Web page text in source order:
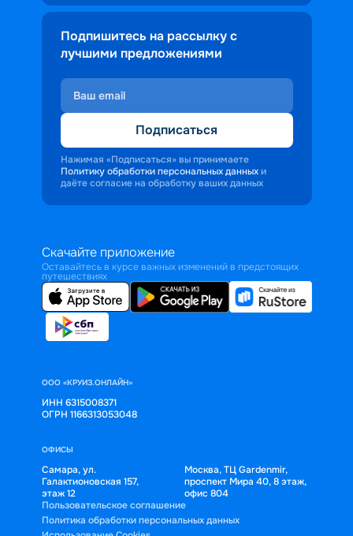
Подпишитесь на рассылку с
лучшими предложениями
Подписаться
Нажимая «Подписаться» вы принимаете
Политику обработки персональных данных и
даёте согласие на обработку ваших данных
Скачайте приложение
Оставайтесь в курсе важных изменений в предстоящих
путешествиях
ООО «КРУИЗ.ОНЛАЙН»
ИНН 6315008371
ОГРН 1166313053048
ОФИСЫ
Самара, ул.
Галактионовская 157,
этаж 12
Москва, ТЦ Gardenmir,
проспект Мира 40, 8 этаж,
офис 804
Пользовательское соглашение
Политика обработки персональных данных